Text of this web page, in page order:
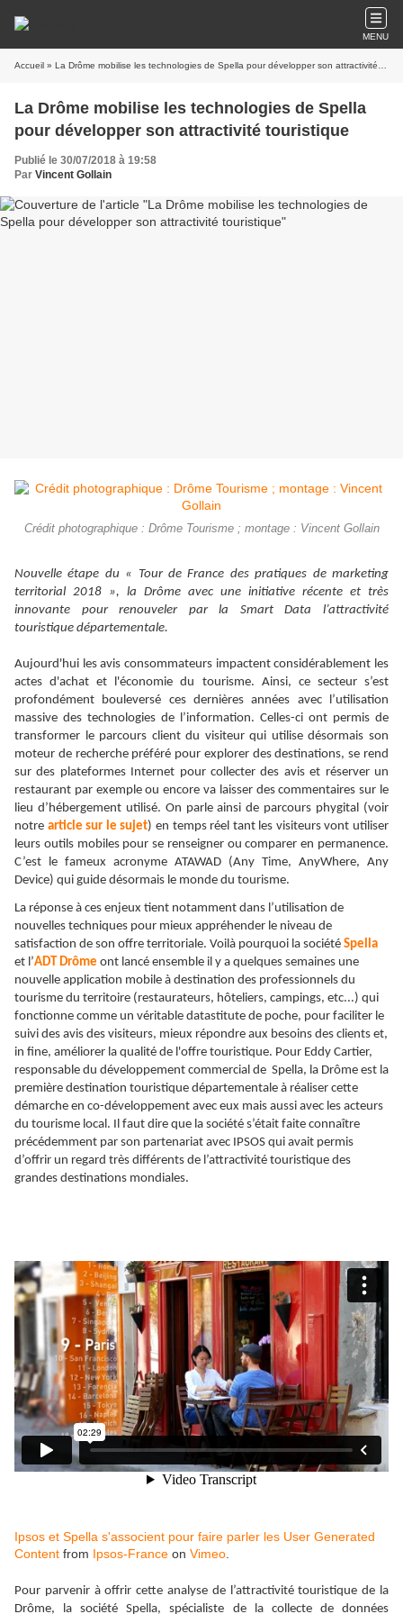
MENU
Accueil » La Drôme mobilise les technologies de Spella pour développer son attractivité touristique
La Drôme mobilise les technologies de Spella
pour développer son attractivité touristique
Publié le 30/07/2018 à 19:58
Par Vincent Gollain
Crédit photographique : Drôme Tourisme ; montage : Vincent Gollain
Nouvelle étape du « Tour de France des pratiques de marketing
territorial 2018 », la Drôme avec une initiative récente et très
innovante pour renouveler par la Smart Data l’attractivité
touristique départementale.
Aujourd'hui les avis consommateurs impactent considérablement les
actes d'achat et l'économie du tourisme. Ainsi, ce secteur s’est
profondément bouleversé ces dernières années avec l’utilisation
massive des technologies de l’information. Celles-ci ont permis de
transformer le parcours client du visiteur qui utilise désormais son
moteur de recherche préféré pour explorer des destinations, se rend
sur des plateformes Internet pour collecter des avis et réserver un
restaurant par exemple ou encore va laisser des commentaires sur le
lieu d’hébergement utilisé. On parle ainsi de parcours phygital (voir
notre article sur le sujet) en temps réel tant les visiteurs vont utiliser
leurs outils mobiles pour se renseigner ou comparer en permanence.
C’est le fameux acronyme ATAWAD (Any Time, AnyWhere, Any
Device) qui guide désormais le monde du tourisme.
La réponse à ces enjeux tient notamment dans l’utilisation de
nouvelles techniques pour mieux appréhender le niveau de
satisfaction de son offre territoriale. Voilà pourquoi la société Spella
et l’ADT Drôme ont lancé ensemble il y a quelques semaines une
nouvelle application mobile à destination des professionnels du
tourisme du territoire (restaurateurs, hôteliers, campings, etc...) qui
fonctionne comme un véritable datastitute de poche, pour faciliter le
suivi des avis des visiteurs, mieux répondre aux besoins des clients et,
in fine, améliorer la qualité de l'offre touristique. Pour Eddy Cartier,
responsable du développement commercial de Spella, la Drôme est la
première destination touristique départementale à réaliser cette
démarche en co-développement avec eux mais aussi avec les acteurs
du tourisme local. Il faut dire que la société s’était faite connaître
précédemment par son partenariat avec IPSOS qui avait permis
d’offrir un regard très différents de l’attractivité touristique des
grandes destinations mondiales.
Ipsos et Spella s'associent pour faire parler les User Generated
Content from Ipsos-France on Vimeo
Pour parvenir à offrir cette analyse de l’attractivité touristique de la
Drôme, la société Spella, spécialiste de la collecte de données